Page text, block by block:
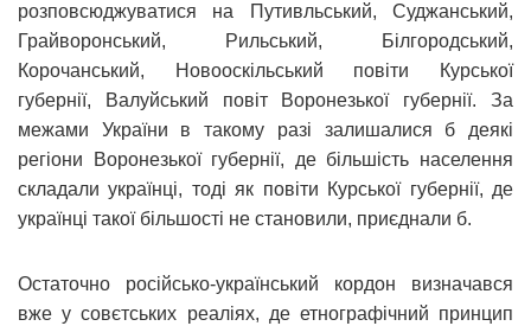
розповсюджуватися на Путивльський, Суджанський,
Грайворонський, Рильський, Білгородський,
Корочанський, Новооскільський повіти Курської
губернії, Валуйський повіт Воронезької губернії. За
межами України в такому разі залишалися б деякі
регіони Воронезької губернії, де більшість населення
складали українці, тоді як повіти Курської губернії, де
українці такої більшості не становили, приєднали б.
Остаточно російсько-український кордон визначався
вже у совєтських реаліях, де етнографічний принцип